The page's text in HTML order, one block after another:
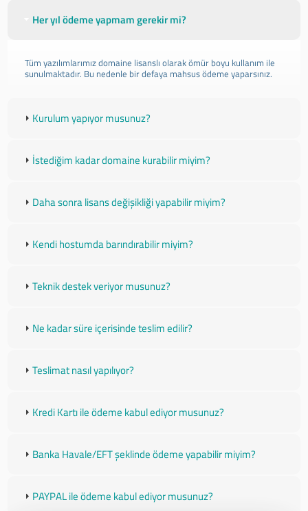
Her yıl ödeme yapmam gerekir mi?
Tüm yazılımlarımız domaine lisanslı olarak ömür boyu kullanım ile
sunulmaktadır. Bu nedenle bir defaya mahsus ödeme yaparsınız.
Kurulum yapıyor musunuz?
İstediğim kadar domaine kurabilir miyim?
Daha sonra lisans değişikliği yapabilir miyim?
Kendi hostumda barındırabilir miyim?
Teknik destek veriyor musunuz?
Ne kadar süre içerisinde teslim edilir?
Teslimat nasıl yapılıyor?
Kredi Kartı ile ödeme kabul ediyor musunuz?
Banka Havale/EFT şeklinde ödeme yapabilir miyim?
PAYPAL ile ödeme kabul ediyor musunuz?